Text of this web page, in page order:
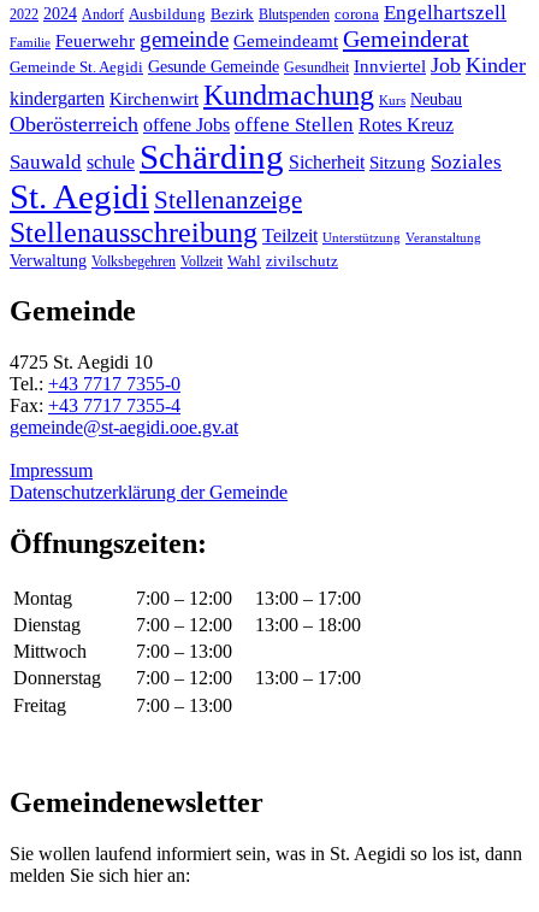
2022 2024 Andorf Ausbildung Bezirk Blutspenden corona Engelhartszell
Familie Feuerwehr gemeinde Gemeindeamt Gemeinderat
Gemeinde St. Aegidi Gesunde Gemeinde Gesundheit Innviertel Job Kinder
kindergarten Kirchenwirt Kundmachung Kurs Neubau
Oberösterreich offene Jobs offene Stellen Rotes Kreuz
Sauwald schule Schärding Sicherheit Sitzung Soziales
St. Aegidi Stellenanzeige
Stellenausschreibung Teilzeit Unterstützung Veranstaltung
Verwaltung Volksbegehren Vollzeit Wahl zivilschutz
Gemeinde
4725 St. Aegidi 10
Tel.: +43 7717 7355-0
Fax: +43 7717 7355-4
gemeinde@st-aegidi.ooe.gv.at
Impressum
Datenschutzerklärung der Gemeinde
Öffnungszeiten:
Montag 7:00 – 12:00
13:00 – 17:00
Dienstag
7:00 – 12:00
13:00 – 18:00
Mittwoch
7:00 – 13:00
Donnerstag
7:00 – 12:00
13:00 – 17:00
Freitag
7:00 – 13:00
Gemeindenewsletter
Sie wollen laufend informiert sein, was in St. Aegidi so los ist, dann
melden Sie sich hier an: